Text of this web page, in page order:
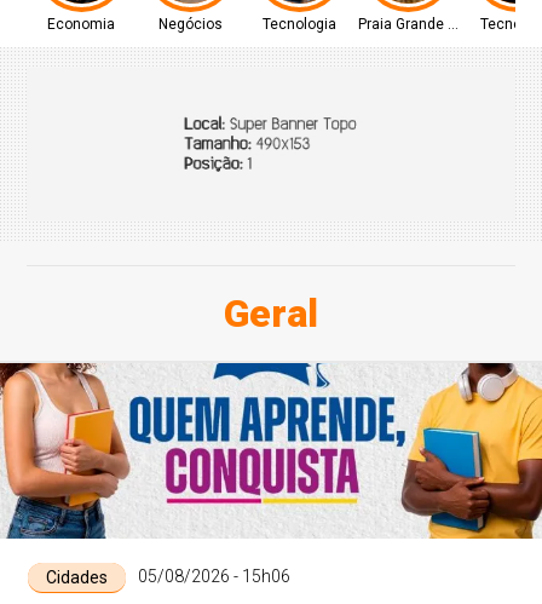
Economia Negócios Tecnologia Praia Grande - SP
Geral
Cidades 05/08/2026 - 15h06